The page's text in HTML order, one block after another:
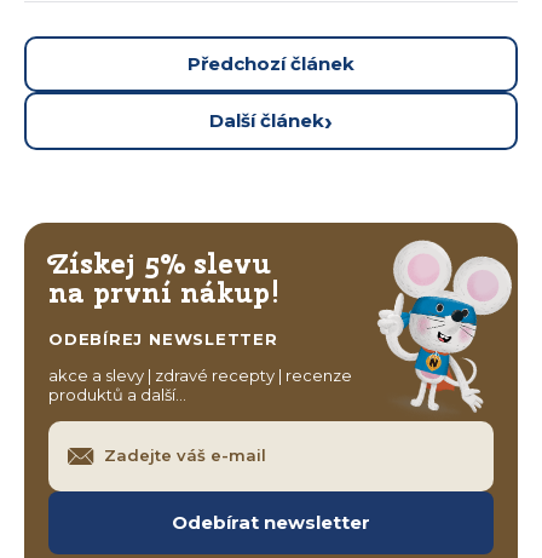
Předchozí článek
Další článek
Získej 5% slevu
na první nákup!
ODEBÍREJ NEWSLETTER
akce a slevy | zdravé recepty | recenze
produktů a další…
Odebírat newsletter